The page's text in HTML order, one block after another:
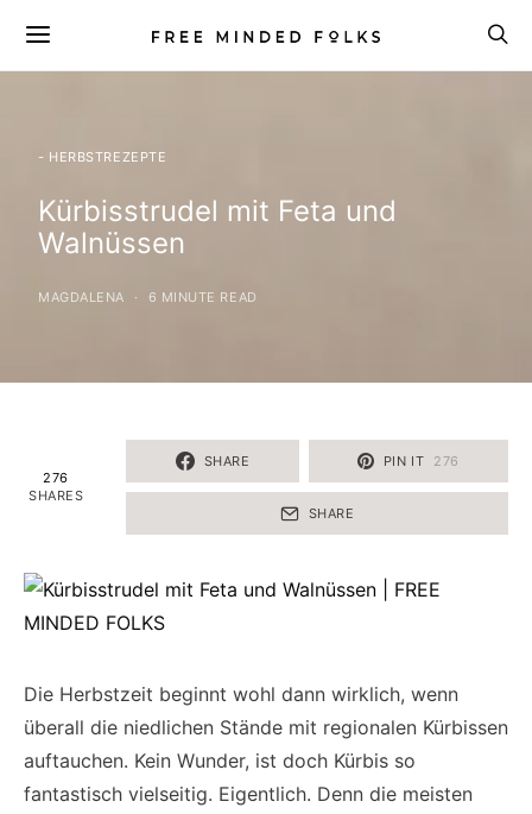
- HERBSTREZEPTE
Kürbisstrudel mit Feta und
Walnüssen
MAGDALENA 6 MINUTE READ
276
SHARES
SHARE PIN IT 276
SHARE
Die Herbstzeit beginnt wohl dann wirklich, wenn
überall die niedlichen Stände mit regionalen Kürbissen
auftauchen. Kein Wunder, ist doch Kürbis so
fantastisch vielseitig. Eigentlich. Denn die meisten